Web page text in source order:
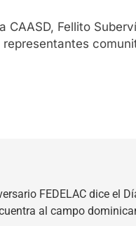
CAASD, Fellito
FEDELAC dice el
al campo